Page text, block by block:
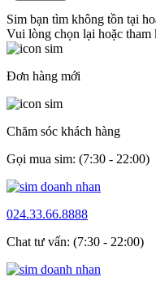
Sim bạn tìm không tồn tại
Vui lòng chọn lại hoặc tham
Đơn hàng mới
Chăm sóc khách hàng
Gọi mua sim: (7:30 - 22:00)
024.33.66.8888
Chat tư vấn: (7:30 - 22:00)